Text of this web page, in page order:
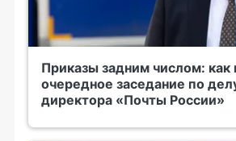
Приказы задним числом:
очередное заседание по
директора «Почты России»